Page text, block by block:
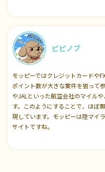
ピピノブ
モッピーではクレジットカードや
ポイント数が大きな案件を狙って
やJALといった航空会社のマイル
す。このようにすることで、ほぼ
現しています。モッピーは陸マイ
サイトですね。